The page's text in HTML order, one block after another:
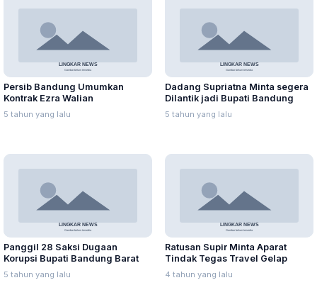
Persib Bandung Umumkan
Kontrak Ezra Walian
5 tahun yang lalu
Dadang Supriatna Minta segera
Dilantik jadi Bupati Bandung
5 tahun yang lalu
Panggil 28 Saksi Dugaan
Korupsi Bupati Bandung Barat
5 tahun yang lalu
Ratusan Supir Minta Aparat
Tindak Tegas Travel Gelap
4 tahun yang lalu